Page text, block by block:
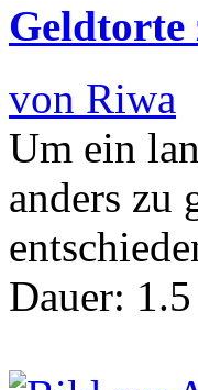
Geldtorte
von Riwa
Um ein
anders zu
Dauer: